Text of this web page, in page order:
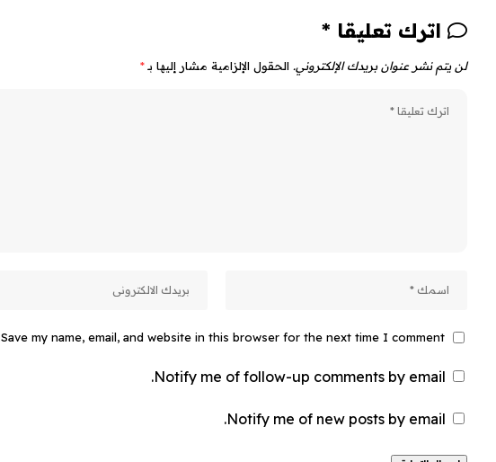
اترك تعليقا *
لن يتم نشر عنوان بريدك الإلكتروني. الحقول الإلزامية مشار إليها بـ*
Save my name, email, and website in this browser for the next time I comment.
Notify me of follow-up comments by email.
Notify me of new posts by email.